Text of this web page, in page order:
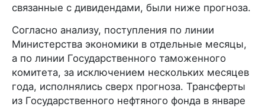
связанные с дивидендами, были ниже прогноза.
Согласно анализу, поступления по линии
Министерства экономики в отдельные месяцы,
а по линии Государственного таможенного
комитета, за исключением нескольких месяцев
года, исполнялись сверх прогноза. Трансферты
из Государственного нефтяного фонда в январе